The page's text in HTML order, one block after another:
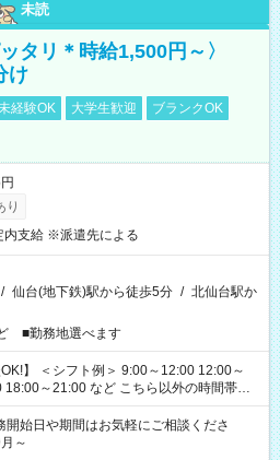
未読
タリ＊時給1,500円～〉
け
経験OK 大学生歓迎
ブランクOK
り
内支給 ※派遣先による
/ 仙台(地下鉄)駅から徒歩5分 / 北仙台駅か
■勤務地選べます
12:00～
など こちら以外の時間帯も
い！
始日や期間はお気軽にご相談くださ
～